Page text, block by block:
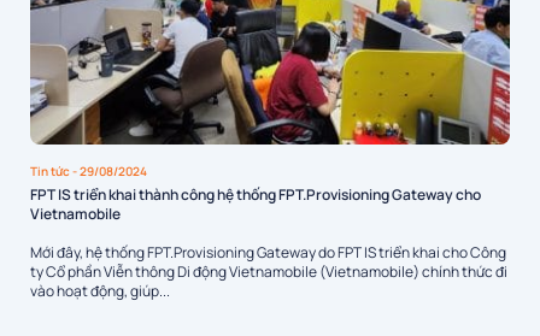
Tin tức- 29/08/2024
FPT IS triển khai thành công hệ thống FPT.Provisioning Gateway cho
Vietnamobile
Mới đây, hệ thống FPT.Provisioning Gateway do FPT IS triển khai cho Công
ty Cổ phần Viễn thông Di động Vietnamobile (Vietnamobile) chính thức đi
vào hoạt động, giúp...